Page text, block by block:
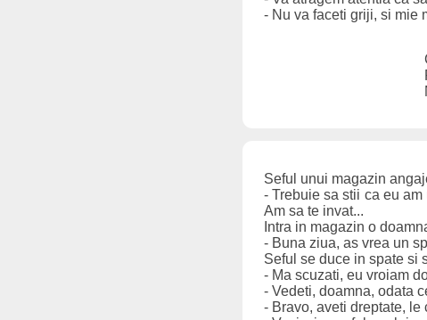
- Nu va faceti griji, si mie
Seful unui magazin
- Trebuie sa stii ca eu
Am sa te invat...
Intra in magazin o
- Buna ziua, as vrea un
Seful se duce in spate si
- Ma scuzati, eu vroiam
- Vedeti, doamna, odata
- Bravo, aveti dreptate, le